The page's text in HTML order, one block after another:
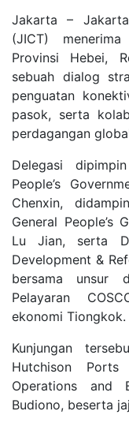
Jakarta –
(JICT)
Provinsi Hebei,
sebuah dialog
penguatan
pasok, serta
perdagangan
Delegasi
People’s
Chenxin,
General People’s
Lu Jian, serta
Development &
bersama unsur
Pelayaran
ekonomi Tiongkok.
Kunjungan
Hutchison
Operations and
Budiono, beserta